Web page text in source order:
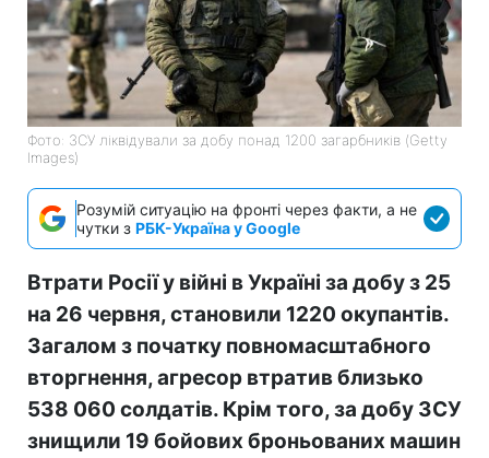
Фото: ЗСУ ліквідували за добу понад 1200 загарбників (Getty
Images)
Розумій ситуацію на фронті через факти, а не
чутки з РБК-Україна у Google
Втрати Росії у війні в Україні за добу з 25
на 26 червня, становили 1220 окупантів.
Загалом з початку повномасштабного
вторгнення, агресор втратив близько
538 060 солдатів. Крім того, за добу ЗСУ
знищили 19 бойових броньованих машин